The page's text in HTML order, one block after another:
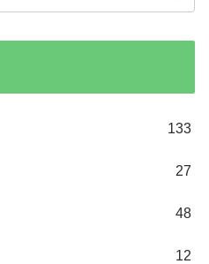
133
27
48
12